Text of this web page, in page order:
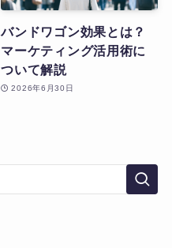
バンドワゴン効果とは？
マーケティング活用術に
ついて解説
2026年6月30日